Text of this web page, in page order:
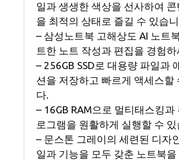
일과 생생한 색상을 선사하여
을 최적의 상태로 즐길 수 있습
– 삼성노트북 고해상도 AI 노트
트한 노트 작성과 편집을 경험하
– 256GB SSD로 대용량 파일과
션을 저장하고 빠르게 액세스할
다.
– 16GB RAM으로 멀티태스킹과
로그램을 원활하게 실행할 수 있
– 문스톤 그레이의 세련된 디자
일과 기능을 모두 갖춘 노트북을